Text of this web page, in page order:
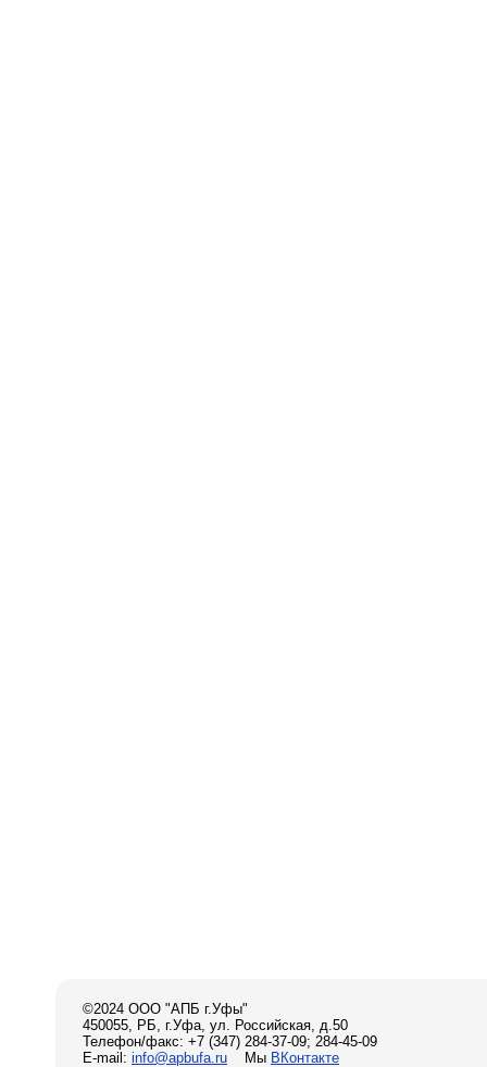
©2024 ООО "АПБ г.Уфы"
450055, РБ, г.Уфа, ул. Российская, д.50
Телефон/факс: +7 (347) 284-37-09; 284-45-09
E-mail: info@apbufa.ru Мы ВКонтакте